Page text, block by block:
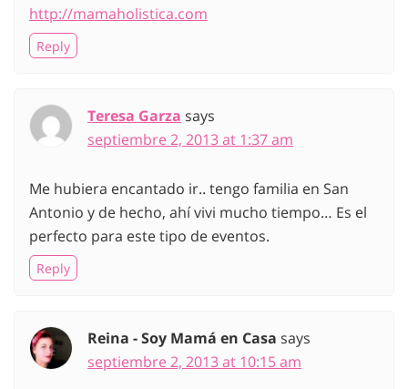
http://mamaholistica.com
Reply
Teresa Garza says
septiembre 2, 2013 at 1:37 am
Me hubiera encantado ir.. tengo familia en San
Antonio y de hecho, ahí vivi mucho tiempo… Es el
perfecto para este tipo de eventos.
Reply
Reina - Soy Mamá en Casa says
septiembre 2, 2013 at 10:15 am